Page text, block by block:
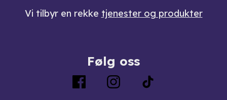
Vi tilbyr en rekke tjenester og produkter
Følg oss